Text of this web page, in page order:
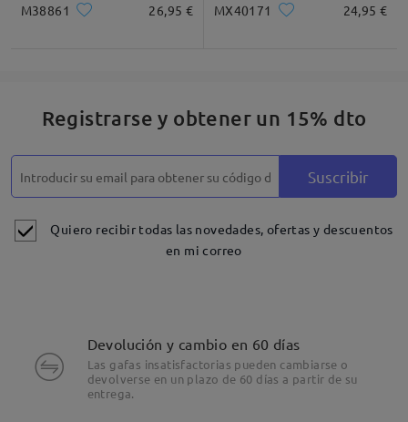
M38861 26,95 € MX40171 24,95 €
Registrarse y obtener un 15% dto
Suscribir
Quiero recibir todas las novedades, ofertas y descuentos
en mi correo
Devolución y cambio en 60 días
Las gafas insatisfactorias pueden cambiarse o
devolverse en un plazo de 60 días a partir de su
entrega.